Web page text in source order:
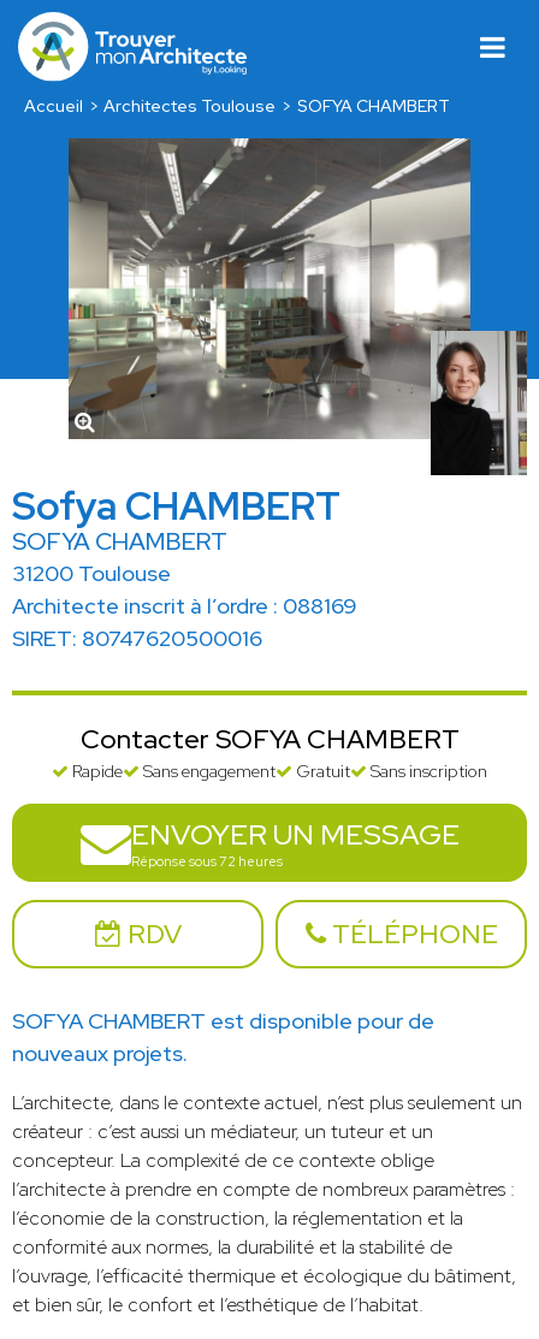
Accueil Architectes Toulouse SOFYA CHAMBERT
Sofya CHAMBERT
SOFYA CHAMBERT
31200 Toulouse
Architecte inscrit à l’ordre : 088169
SIRET: 80747620500016
Contacter SOFYA CHAMBERT
Rapide Sans engagement Gratuit Sans inscription
ENVOYER UN MESSAGE
Réponse sous 72 heures
RDV TÉLÉPHONE
SOFYA CHAMBERT est disponible pour de
nouveaux projets.
L’architecte, dans le contexte actuel, n’est plus seulement un
créateur : c’est aussi un médiateur, un tuteur et un
concepteur. La complexité de ce contexte oblige
l’architecte à prendre en compte de nombreux paramètres :
l’économie de la construction, la réglementation et la
conformité aux normes, la durabilité et la stabilité de
l’ouvrage, l’efficacité thermique et écologique du bâtiment,
et bien sûr, le confort et l’esthétique de l’habitat.